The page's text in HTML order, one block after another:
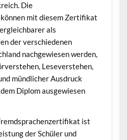
Die
mit diesem Zertifikat
als
der verschiedenen
nachgewiesen werden,
Leseverstehen,
mündlicher Ausdruck
Diplom ausgewiesen
ist
der Schüler und